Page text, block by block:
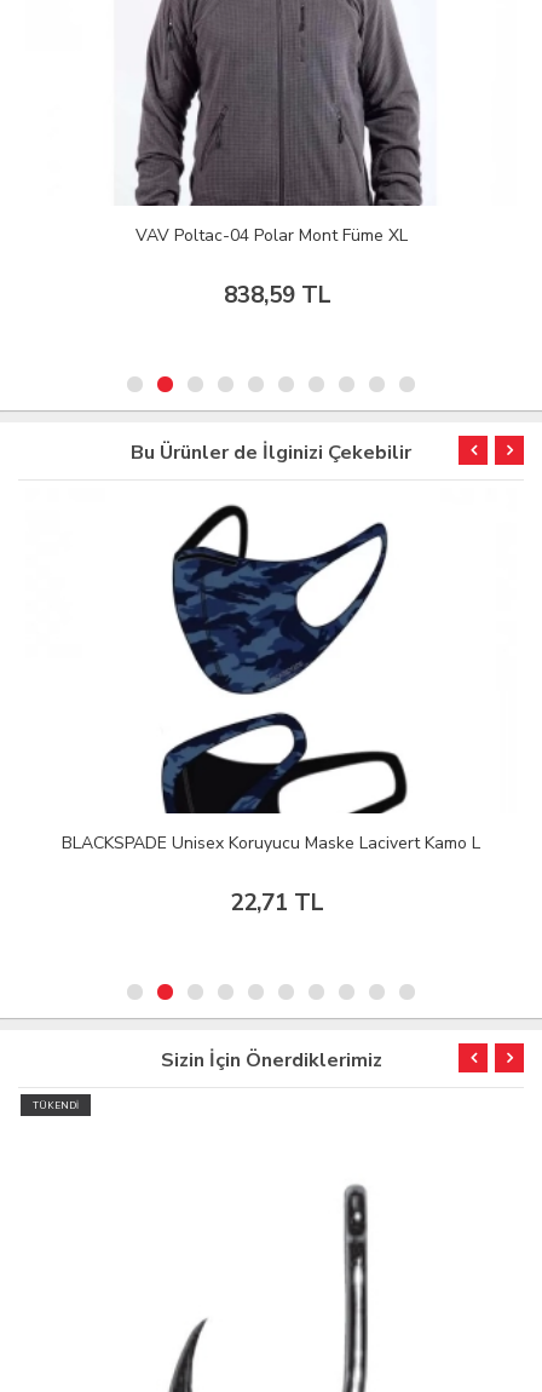
VAV Poltac-04 Polar Mont Füme XL
838,59 TL
Bu Ürünler de İlginizi Çekebilir
BLACKSPADE Unisex Koruyucu Maske Lacivert Kamo L
22,71 TL
Sizin İçin Önerdiklerimiz
TÜKENDİ